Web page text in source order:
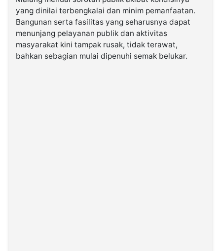
Kabarbaru.co
2026
yang dinilai terbengkalai dan minim pemanfaatan.
Bangunan serta fasilitas yang seharusnya dapat
menunjang pelayanan publik dan aktivitas
masyarakat kini tampak rusak, tidak terawat,
bahkan sebagian mulai dipenuhi semak belukar.